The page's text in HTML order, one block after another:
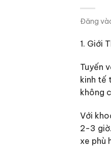
Đăng
1. Giới
Tuyến
kinh tế
không
Với
2-3
xe phù